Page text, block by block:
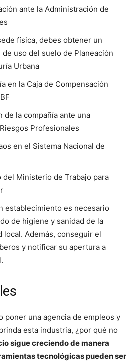
ante la Administración de
física, debes obtener un
uso del suelo de Planeación
Urbana
en la Caja de Compensación
de la compañía ante una
Profesionales
en el Sistema Nacional de
del Ministerio de Trabajo para
establecimiento es necesario
de higiene y sanidad de la
local. Además, conseguir el
y notificar su apertura a
poner una agencia de empleos y
esta industria, ¿por qué no
sigue creciendo de manera
tecnológicas pueden ser